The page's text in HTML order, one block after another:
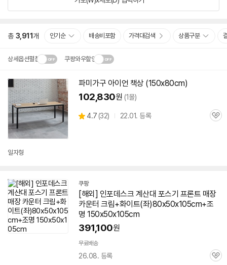
총 3,911 개 인기순 배송비포함 가격대검색 상품구분
상세옵션펼침 쿠팡와우할인
설치 환경·지역에 따라
배송·설치비가 달라집니다.
기
파미가구 아이언 책상 (150x80cm)
102,830원 (1몰)
별
4.7 (상
32) 22.01. 등록
관
일자형
쿠팡
[해외] 인포데스크 계산대 포스기 프론트 매장
카운터 크림+화이트(좌)80x50x105cm+조
명 150x50x105cm
391,100원
무료배송
26.08. 등록
관